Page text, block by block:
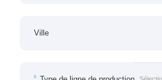
Ville